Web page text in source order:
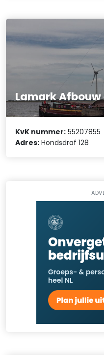
Lamark
KvK nummer: 55207855
Adres: Hondsdraf 128